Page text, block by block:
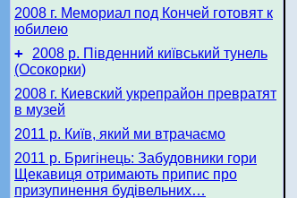
2008 г. Мемориал под Кончей готовят к
юбилею
+
2008 р. Південний київський тунель
(Осокорки)
2008 г. Киевский укрепрайон превратят
в музей
2011 р. Київ, який ми втрачаємо
2011 р. Бригінець: Забудовники гори
Щекавиця отримають припис про
призупинення будівельних…